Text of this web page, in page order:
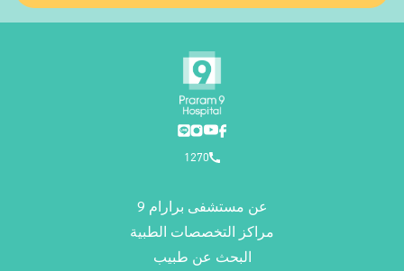
1270
عن مستشفى برارام 9
مراكز التخصصات الطبية
البحث عن طبيب